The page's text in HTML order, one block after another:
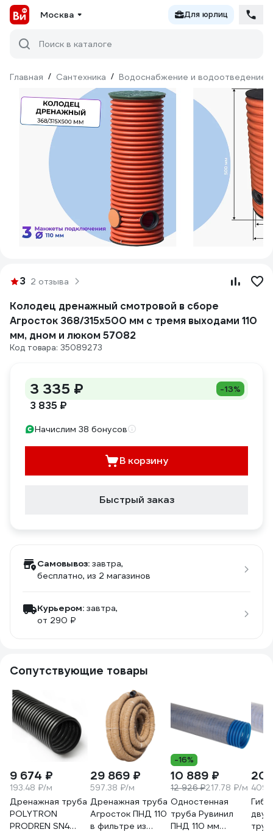
Москва Для юрлиц
Поиск в каталоге
Главная / Сантехника / Водоснабжение и водоотведение
3 2 отзыва
Колодец дренажный смотровой в сборе
Агросток 368/315x500 мм с тремя выходами 110
мм, дном и люком 57082
Код товара: 35089273
3 335 ₽ -13%
3 835 ₽
Начислим 38 бонусов
В корзину
Быстрый заказ
Самовывоз: завтра,
бесплатно, из 2 магазинов
Курьером: завтра,
от 290 ₽
Сопутствующие товары
9 674 ₽
193.48 ₽/м
Дренажная труба
POLYTRON
PRODREN SN4
29 869 ₽
597.38 ₽/м
Дренажная труба
Агросток ПНД 110
в фильтре из
-16%
10 889 ₽
12 926 ₽217.78 ₽/м
Одностенная
труба Рувинил
ПНД 110 мм
20